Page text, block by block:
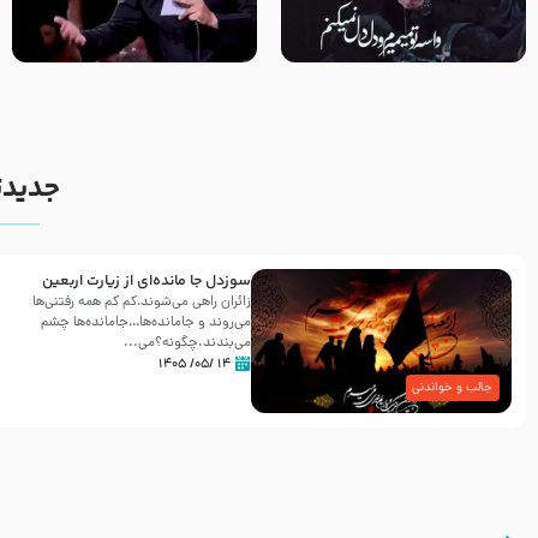
مصداق کربلا – حاج حسین سیب
شور ، حسینا! به‌ حق زهرا «أُنْظُرْ
إِلَینا» – عزاداری شب هفتم ماه
جالب و خواندنی
سوزدل جا مانده‌ای از زیارت اربعین
زائران راهی می‌شوند،کم‌ کم همه رفتنی‌ها
می‌روند و جامانده‌ها…جامانده‌ها چشم
می‌بندند.چگونه؟می‌...
۱۴ /۰۵/ ۱۴۰۵